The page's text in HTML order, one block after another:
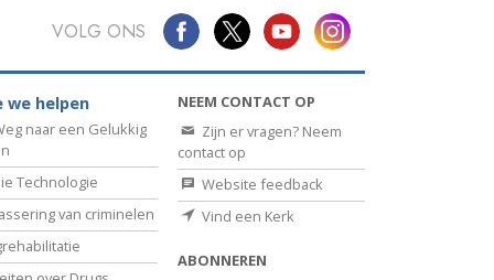
VOLG ONS
we helpen
naar een Gelukkig
Technologie
van criminelen
NEEM CONTACT OP
Zijn er vragen? Neem
contact op
Website feedback
Vind een Kerk
ABONNEREN